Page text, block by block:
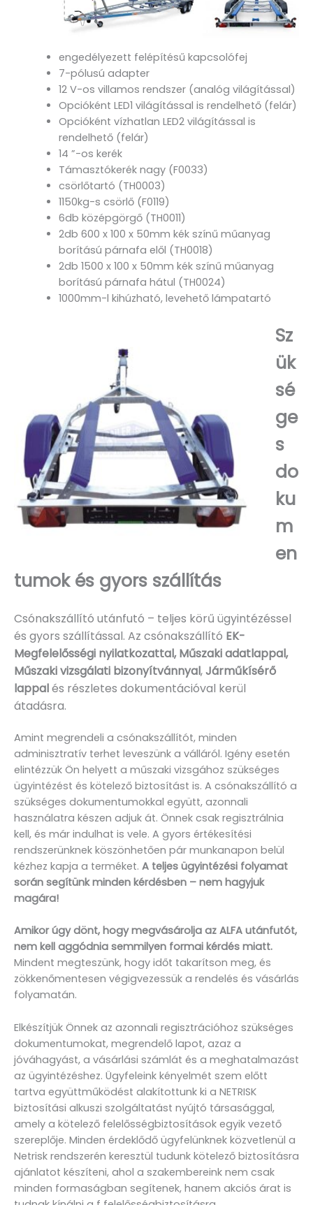
engedélyezett felépítésű kapcsolófej
7-pólusú adapter
12 V-os villamos rendszer (analóg világítással)
Opcióként LED1 világítással is rendelhető (felár)
Opcióként vízhatlan LED2 világítással is
rendelhető (felár)
14 ”-os kerék
Támasztókerék nagy (F0033)
csörlőtartó (TH0003)
1150kg-s csörlő (F0119)
6db középgörgő (TH0011)
2db 600 x 100 x 50mm kék színű műanyag
borítású párnafa elől (TH0018)
2db 1500 x 100 x 50mm kék színű műanyag
borítású párnafa hátul (TH0024)
1000mm-l kihúzható, levehető lámpatartó
Sz
ük
sé
ge
s
do
ku
m
en
tumok és gyors szállítás
Csónakszállító utánfutó – teljes körű ügyintézéssel
és gyors szállítással. Az csónakszállító EK-
Megfelelősségi nyilatkozattal, Műszaki adatlappal,
Műszaki vizsgálati bizonyítvánnyal,Járműkísérő
lappalés részletes dokumentációval kerül
átadásra.
Amint megrendeli a csónakszállítót, minden
adminisztratív terhet leveszünk a válláról. Igény esetén
elintézzük Ön helyett a műszaki vizsgához szükséges
ügyintézést és kötelező biztosítást is. A csónakszállító a
szükséges dokumentumokkal együtt, azonnali
használatra készen adjuk át. Önnek csak regisztrálnia
kell, és már indulhat is vele. A gyors értékesítési
rendszerünknek köszönhetően pár munkanapon belül
kézhez kapja a terméket. A teljes ügyintézési folyamat
során segítünk minden kérdésben – nem hagyjuk
magára!
Amikor úgy dönt, hogy megvásárolja az ALFA utánfutót,
nem kell aggódnia semmilyen formai kérdés miatt.
Mindent megteszünk, hogy időt takarítson meg, és
zökkenőmentesen végigvezessük a rendelés és vásárlás
folyamatán.
Elkészítjük Önnek az azonnali regisztrációhoz szükséges
dokumentumokat, megrendelő lapot, azaz a
jóváhagyást, a vásárlási számlát és a meghatalmazást
az ügyintézéshez. Ügyfeleink kényelmét szem előtt
tartva együttműködést alakítottunk ki a NETRISK
biztosítási alkuszi szolgáltatást nyújtó társasággal,
amely a kötelező felelősségbiztosítások egyik vezető
szereplője. Minden érdeklődő ügyfelünknek közvetlenül a
Netrisk rendszerén keresztül tudunk kötelező biztosításra
ajánlatot készíteni, ahol a szakembereink nem csak
minden formaságban segítenek, hanem akciós árat is